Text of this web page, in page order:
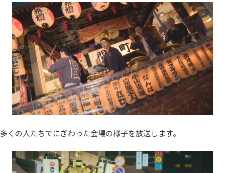
多くの人たちでにぎわった会場の様子を放送します。